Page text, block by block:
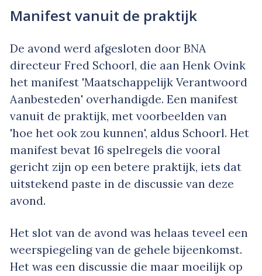
Manifest vanuit de praktijk
De avond werd afgesloten door BNA
directeur Fred Schoorl, die aan Henk Ovink
het manifest 'Maatschappelijk Verantwoord
Aanbesteden' overhandigde. Een manifest
vanuit de praktijk, met voorbeelden van
'hoe het ook zou kunnen', aldus Schoorl. Het
manifest bevat 16 spelregels die vooral
gericht zijn op een betere praktijk, iets dat
uitstekend paste in de discussie van deze
avond.
Het slot van de avond was helaas teveel een
weerspiegeling van de gehele bijeenkomst.
Het was een discussie die maar moeilijk op